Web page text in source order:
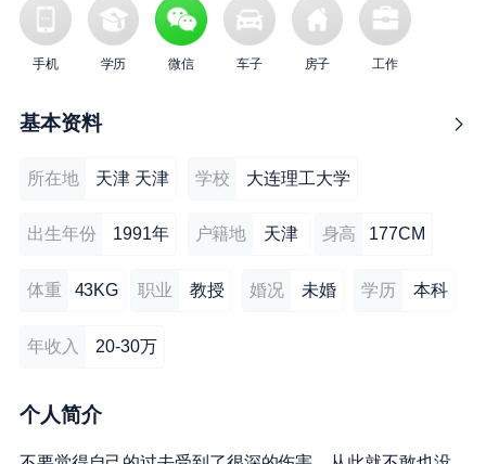
手机 学历 微信 车子 房子 工作
基本资料
所在地 天津 天津 学校 大连理工大学
出生年份 1991年 户籍地 天津 身高 177CM
体重 43KG 职业 教授 婚况 未婚 学历 本科
年收入 20-30万
个人简介